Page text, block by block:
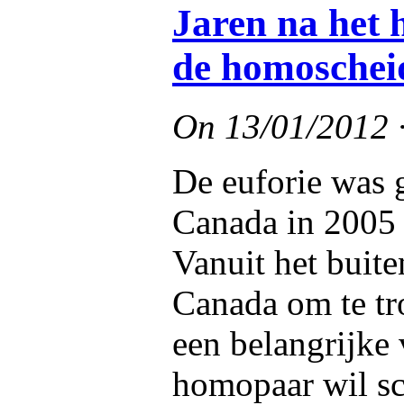
Jaren na het
de
On 13/01/2012
De euforie was
Canada in
Vanuit het
Canada om te
een belangrijke
homopaar wil